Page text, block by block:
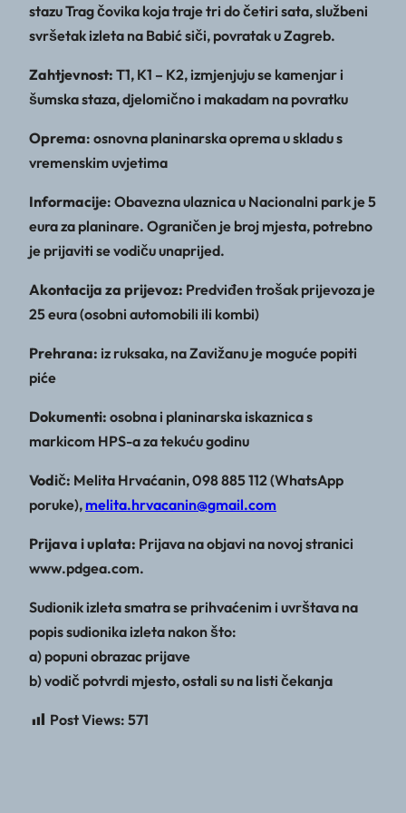
stazu Trag čovika koja traje tri do četiri sata, službeni
svršetak izleta na Babić siči, povratak u Zagreb.
Zahtjevnost: T1, K1 – K2, izmjenjuju se kamenjar i
šumska staza, djelomično i makadam na povratku
Oprema: osnovna planinarska oprema u skladu s
vremenskim uvjetima
Informacije: Obavezna ulaznica u Nacionalni park je 5
eura za planinare. Ograničen je broj mjesta, potrebno
je prijaviti se vodiču unaprijed.
Akontacija za prijevoz: Predviđen trošak prijevoza je
25 eura (osobni automobili ili kombi)
Prehrana: iz ruksaka, na Zavižanu je moguće popiti
piće
Dokumenti: osobna i planinarska iskaznica s
markicom HPS-a za tekuću godinu
Vodič: Melita Hrvaćanin, 098 885 112 (WhatsApp
poruke), melita.hrvacanin@gmail.com
Prijava i uplata: Prijava na objavi na novoj stranici
www.pdgea.com.
Sudionik izleta smatra se prihvaćenim i uvrštava na
popis sudionika izleta nakon što:
a) popuni obrazac prijave
b) vodič potvrdi mjesto, ostali su na listi čekanja
Post Views: 571